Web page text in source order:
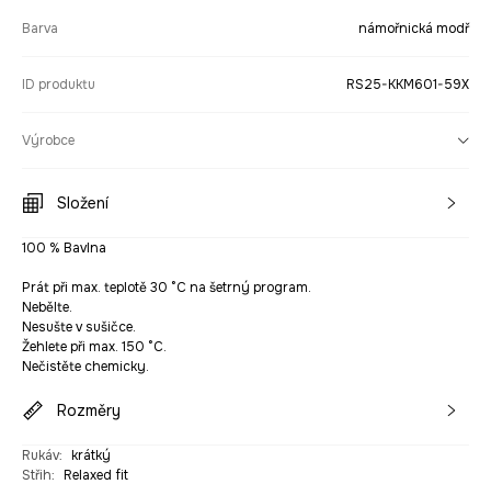
Barva námořnická modř
ID produktu RS25-KKM601-59X
Výrobce
Složení
100 % Bavlna
Prát při max. teplotě 30 °C na šetrný program.
Nebělte.
Nesušte v sušičce.
Žehlete při max. 150 °C.
Nečistěte chemicky.
Rozměry
Rukáv: krátký
Střih: Relaxed fit